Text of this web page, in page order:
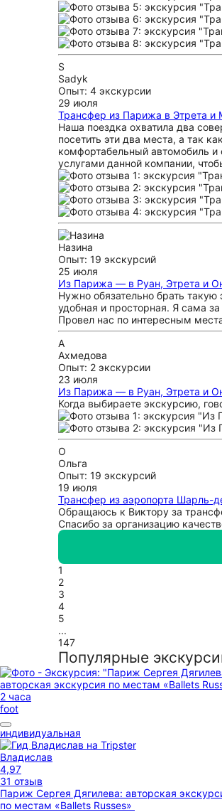
S
Sadyk
Опыт: 4 экскурсии
29 июля
Трансфер из Парижа в Этрета
Наша поездка охватила два
посетить эти два места, а так
комфортабельный автомобиль и
услугами данной компании,
Назина
Опыт: 19 экскурсий
25 июля
Из Парижа — в Руан, Этрета и
Нужно обязательно брать
удобная и просторная. Я сама
Провел нас по интересным
А
Ахмедова
Опыт: 2 экскурсии
23 июля
Из Парижа — в Руан, Этрета и
Когда выбираете экскурсию,
О
Ольга
Опыт: 19 экскурсий
19 июля
Трансфер из аэропорта Шарль-
Обращаюсь к Виктору за
Спасибо за организацию
1
2
3
4
5
...
147
Популярные
2 часа
foot
индивидуальная
Владислав
4,97
31 отзыв
Париж Сергея Дягилева: авторская
по местам «Ballets Russes»